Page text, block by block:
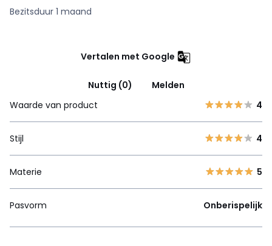
Bezitsduur 1 maand
Vertalen met Google
Nuttig (0)
Melden
Waarde van product
4
Stijl 4
Materie 5
Pasvorm Onberispelijk